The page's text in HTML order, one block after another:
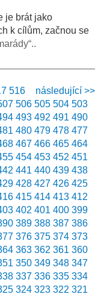
je brát jako
k cílům, začnou se
následující >>
516
506 505 504 503
493 492 491 490
480 479 478 477
467 466 465 464
454 453 452 451
441 440 439 438
428 427 426 425
415 414 413 412
402 401 400 399
389 388 387 386
376 375 374 373
363 362 361 360
350 349 348 347
337 336 335 334
324 323 322 321